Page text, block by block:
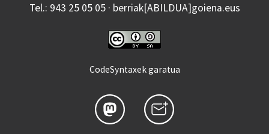
Tel.: 943 25 05 05 · berriak[ABILDUA]goiena.eus
CodeSyntaxek garatua